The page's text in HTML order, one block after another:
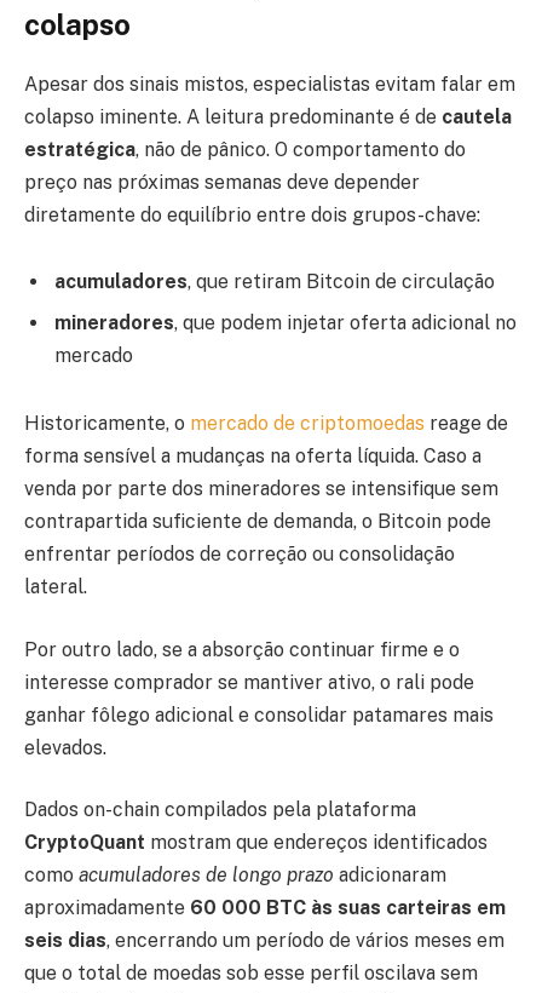
colapso
Apesar dos sinais mistos, especialistas evitam falar em
colapso iminente. A leitura predominante é de cautela
estratégica, não de pânico. O comportamento do
preço nas próximas semanas deve depender
diretamente do equilíbrio entre dois grupos-chave:
acumuladores, que retiram Bitcoin de circulação
mineradores, que podem injetar oferta adicional no
mercado
Historicamente, o mercado de criptomoedas reage de
forma sensível a mudanças na oferta líquida. Caso a
venda por parte dos mineradores se intensifique sem
contrapartida suficiente de demanda, o Bitcoin pode
enfrentar períodos de correção ou consolidação
lateral.
Por outro lado, se a absorção continuar firme e o
interesse comprador se mantiver ativo, o rali pode
ganhar fôlego adicional e consolidar patamares mais
elevados.
Dados on-chain compilados pela plataforma
CryptoQuant mostram que endereços identificados
como acumuladores de longo prazo adicionaram
aproximadamente 60 000 BTC às suas carteiras em
seis dias, encerrando um período de vários meses em
que o total de moedas sob esse perfil oscilava sem